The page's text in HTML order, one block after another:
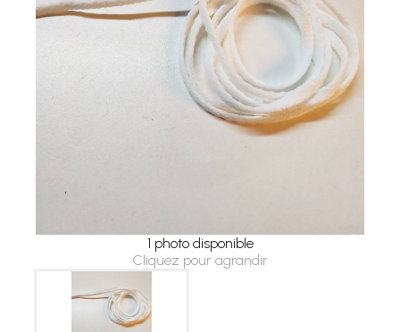
1 photo disponible
Cliquez pour agrandir